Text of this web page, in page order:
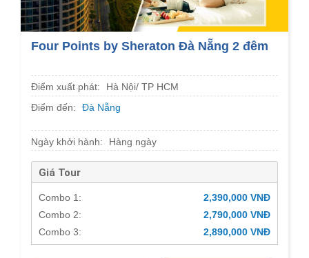
Four Points by Sheraton Đà Nẵng 2 đêm
Điểm xuất phát:
Hà Nội/ TP HCM
Điểm đến:
Đà Nẵng
Ngày khởi hành: Hàng ngày
Giá Tour
Combo 1:
2,390,000 VNĐ
Combo 2:
2,790,000 VNĐ
Combo 3:
2,890,000 VNĐ